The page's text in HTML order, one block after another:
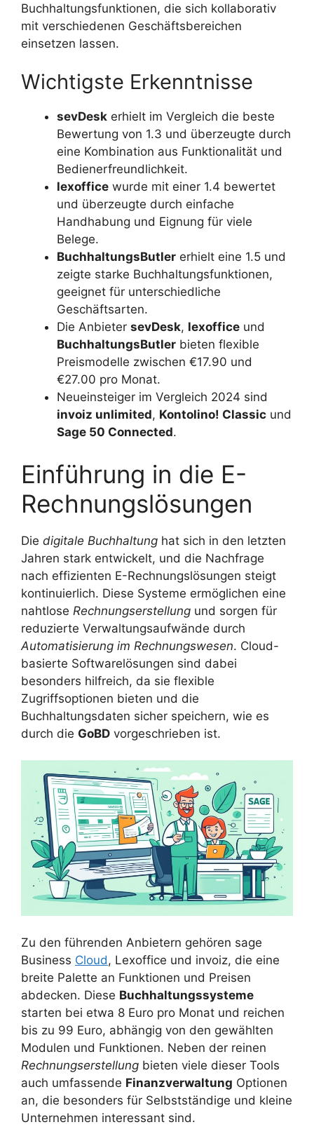
Buchhaltungsfunktionen, die sich kollaborativ
mit verschiedenen Geschäftsbereichen
einsetzen lassen.
Wichtigste Erkenntnisse
sevDesk erhielt im Vergleich die beste
Bewertung von 1.3 und überzeugte durch
eine Kombination aus Funktionalität und
Bedienerfreundlichkeit.
lexoffice wurde mit einer 1.4 bewertet
und überzeugte durch einfache
Handhabung und Eignung für viele
Belege.
BuchhaltungsButler erhielt eine 1.5 und
zeigte starke Buchhaltungsfunktionen,
geeignet für unterschiedliche
Geschäftsarten.
Die Anbieter sevDesk, lexoffice und
BuchhaltungsButler bieten flexible
Preismodelle zwischen €17.90 und
€27.00 pro Monat.
Neueinsteiger im Vergleich 2024 sind
invoiz unlimited, Kontolino! Classic und
Sage 50 Connected.
Einführung in die E-
Rechnungslösungen
Die digitale Buchhaltung hat sich in den letzten
Jahren stark entwickelt, und die Nachfrage
nach effizienten E-Rechnungslösungen steigt
kontinuierlich. Diese Systeme ermöglichen eine
nahtlose Rechnungserstellung und sorgen für
reduzierte Verwaltungsaufwände durch
Automatisierung im Rechnungswesen. Cloud-
basierte Softwarelösungen sind dabei
besonders hilfreich, da sie flexible
Zugriffsoptionen bieten und die
Buchhaltungsdaten sicher speichern, wie es
durch die GoBD vorgeschrieben ist.
Zu den führenden Anbietern gehören sage
Business Cloud, Lexoffice und invoiz, die eine
breite Palette an Funktionen und Preisen
abdecken. Diese Buchhaltungssysteme
starten bei etwa 8 Euro pro Monat und reichen
bis zu 99 Euro, abhängig von den gewählten
Modulen und Funktionen. Neben der reinen
Rechnungserstellung bieten viele dieser Tools
auch umfassende Finanzverwaltung Optionen
an, die besonders für Selbstständige und kleine
Unternehmen interessant sind.